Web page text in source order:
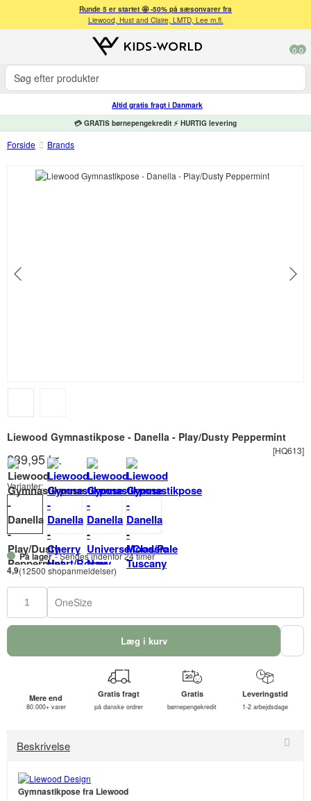
Runde 5 er startet 🤩 -50% på sæsonvarer fra
Liewood, Hust and Claire, LMTD, Lee m.fl.
0 0
Altid gratis fragt i Danmark
💳 GRATIS børnepengekredit ⚡ HURTIG levering
Forside Brands
Liewood Gymnastikpose - Danella - Play/Dusty Peppermint
[HQ613]
239,95 kr.
Varianter:
På lager- Sendes indenfor 24 timer
4,9(12500 shopanmeldelser)
OneSize
Læg i kurv
Mere end
80.000+ varer
Gratis fragt
på danske ordrer
Gratis
børnepengekredit
Leveringstid
1-2 arbejdsdage
Beskrivelse
Gymnastikpose fra Liewood